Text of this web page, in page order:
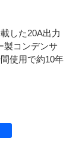
した20A出力
製コンデンサ
使用で約10年